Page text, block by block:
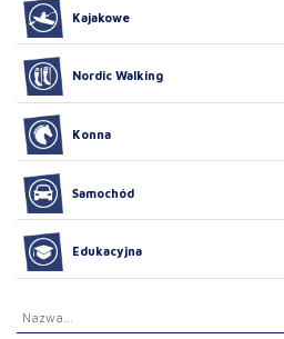
Kajakowe
Nordic Walking
Konna
Samochód
Edukacyjna